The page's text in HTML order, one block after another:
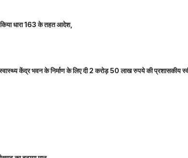
किया धारा 163 के तहत आदेश,
केंद्र भवन के निर्माण के लिए दी 2 करोड़ 50 लाख रुपये की प्रशासकीय